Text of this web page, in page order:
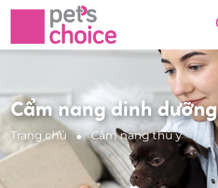
Cẩm nang dinh dưỡng
Trang chủ Cẩm nang thú y